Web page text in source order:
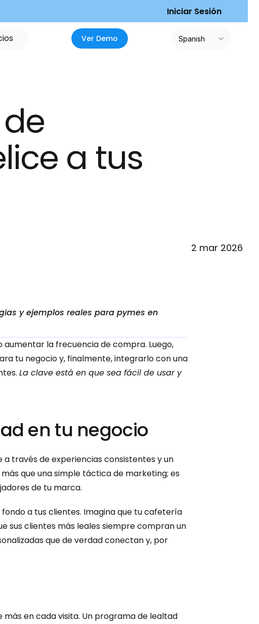
Iniciar Sesión
ios Ver Demo Spanish
a tus
2 mar 2026
y ejemplos reales para pymes en
la frecuencia de compra. Luego,
tu negocio y, finalmente, integrarlo con una
La clave está en que sea fácil de usar y
en tu negocio
través de experiencias consistentes y un
que una simple táctica de marketing; es
de tu marca.
a tus clientes. Imagina que tu cafetería
sus clientes más leales siempre compran un
que de verdad conectan y, por
más en cada visita. Un programa de lealtad